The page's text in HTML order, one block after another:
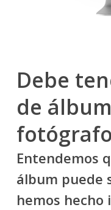
Debe
de
Entendemos
álbum puede
hemos